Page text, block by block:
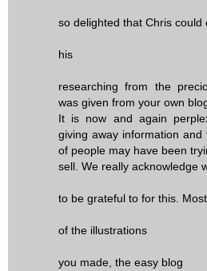
so delighted that Chris could
his
researching from the
was given from your own
It is now and again
giving away information
of people may have been
sell. We really acknowledge
to be grateful to for this. Most
of the illustrations
you made, the easy blog